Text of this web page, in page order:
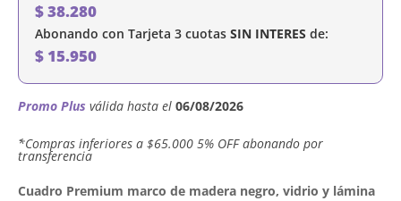
$38.280
Abonando con Tarjeta 3 cuotas SIN INTERES de:
$ 15.950
Promo Plus válida hasta el 06/08/2026
´*Compras inferiores a $65.000 5% OFF abonando por
transferencia
Cuadro Premium marco de madera negro, vidrio y lámina